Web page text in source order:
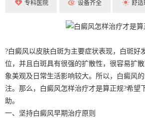
专科医院 设备齐全 舒适
?白癜风以皮肤白斑为主要症状表现，白斑好
位，并且白斑具有很强的扩散性，很容易扩
象美观及日常生活影响较大。所以，白癜风
注。那么，白癜风怎样治疗才是算正规?希望
助。
一、坚持白癜风早期治疗原则